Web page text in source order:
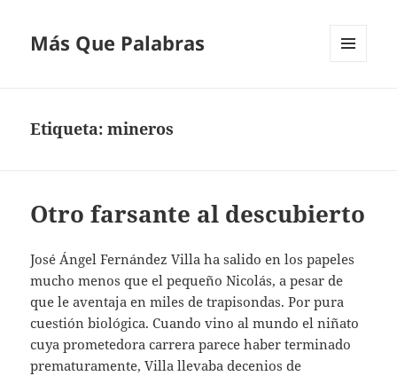
Más Que Palabras
Etiqueta:mineros
Otro farsante al descubierto
José Ángel Fernández Villa ha salido en los papeles
mucho menos que el pequeño Nicolás, a pesar de
que le aventaja en miles de trapisondas. Por pura
cuestión biológica. Cuando vino al mundo el niñato
cuya prometedora carrera parece haber terminado
prematuramente, Villa llevaba decenios de